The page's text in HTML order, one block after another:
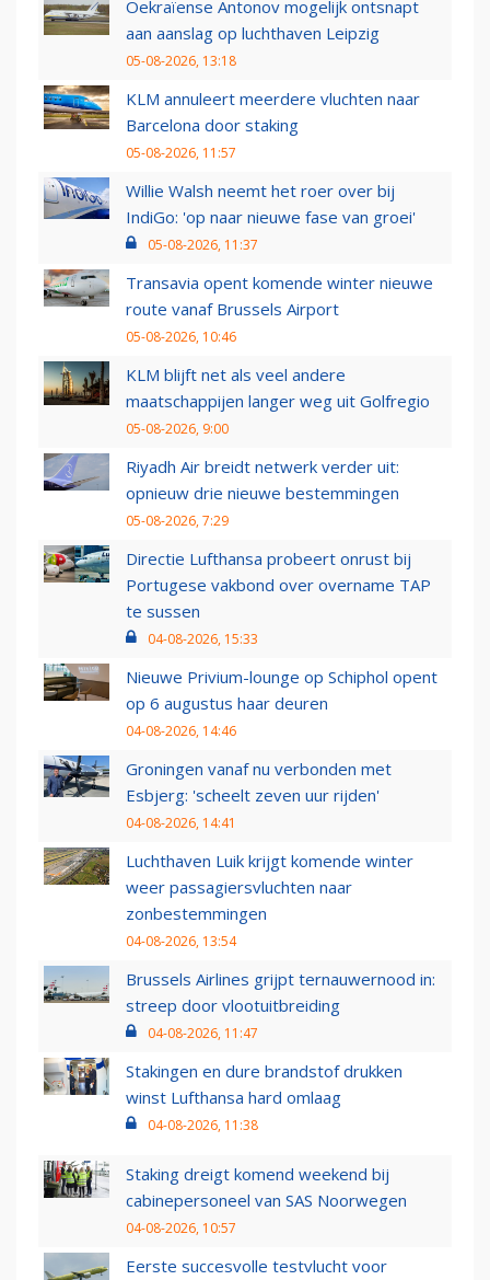
Oekraïense Antonov mogelijk ontsnapt
aan aanslag op luchthaven Leipzig
05-08-2026, 13:18
KLM annuleert meerdere vluchten naar
Barcelona door staking
05-08-2026, 11:57
Willie Walsh neemt het roer over bij
IndiGo: 'op naar nieuwe fase van groei'
05-08-2026, 11:37
Transavia opent komende winter nieuwe
route vanaf Brussels Airport
05-08-2026, 10:46
KLM blijft net als veel andere
maatschappijen langer weg uit Golfregio
05-08-2026, 9:00
Riyadh Air breidt netwerk verder uit:
opnieuw drie nieuwe bestemmingen
05-08-2026, 7:29
Directie Lufthansa probeert onrust bij
Portugese vakbond over overname TAP
te sussen
04-08-2026, 15:33
Nieuwe Privium-lounge op Schiphol opent
op 6 augustus haar deuren
04-08-2026, 14:46
Groningen vanaf nu verbonden met
Esbjerg: 'scheelt zeven uur rijden'
04-08-2026, 14:41
Luchthaven Luik krijgt komende winter
weer passagiersvluchten naar
zonbestemmingen
04-08-2026, 13:54
Brussels Airlines grijpt ternauwernood in:
streep door vlootuitbreiding
04-08-2026, 11:47
Stakingen en dure brandstof drukken
winst Lufthansa hard omlaag
04-08-2026, 11:38
Staking dreigt komend weekend bij
cabinepersoneel van SAS Noorwegen
04-08-2026, 10:57
Eerste succesvolle testvlucht voor